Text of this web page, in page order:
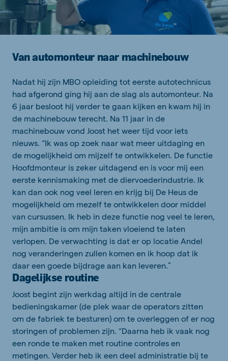
Van automonteur naar machinebouw
Nadat hij zijn MBO opleiding tot eerste autotechnicus
had afgerond ging hij aan de slag als automonteur. Na
6 jaar besloot hij verder te gaan kijken en kwam hij in
de machinebouw terecht. Na 11 jaar in de
machinebouw vond Joost het weer tijd voor iets
nieuws. “Ik was op zoek naar wat meer uitdaging en
de mogelijkheid om mijzelf te ontwikkelen. De functie
Hoofdmonteur is zeker uitdagend en is voor mij een
eerste kennismaking met de diervoederindustrie. Ik
kan dan ook nog veel leren en krijg bij De Heus de
mogelijkheid om mezelf te ontwikkelen door middel
van cursussen. Ik heb in deze functie nog veel te leren,
mijn ambitie is om mijn taken vloeiend te laten
verlopen. De verwachting is dat er op locatie Andel
nog veranderingen zullen komen en ik hoop dat ik
daar een goede bijdrage aan kan leveren.”
Dagelijkse routine
Joost begint zijn werkdag altijd in de centrale
bedieningskamer (de plek waar de operators zitten
om de fabriek te besturen) om te overleggen of er nog
storingen of problemen zijn. “Daarna heb ik vaak nog
een ronde te maken met routine controles en
metingen. Verder heb ik een deel administratie bij te